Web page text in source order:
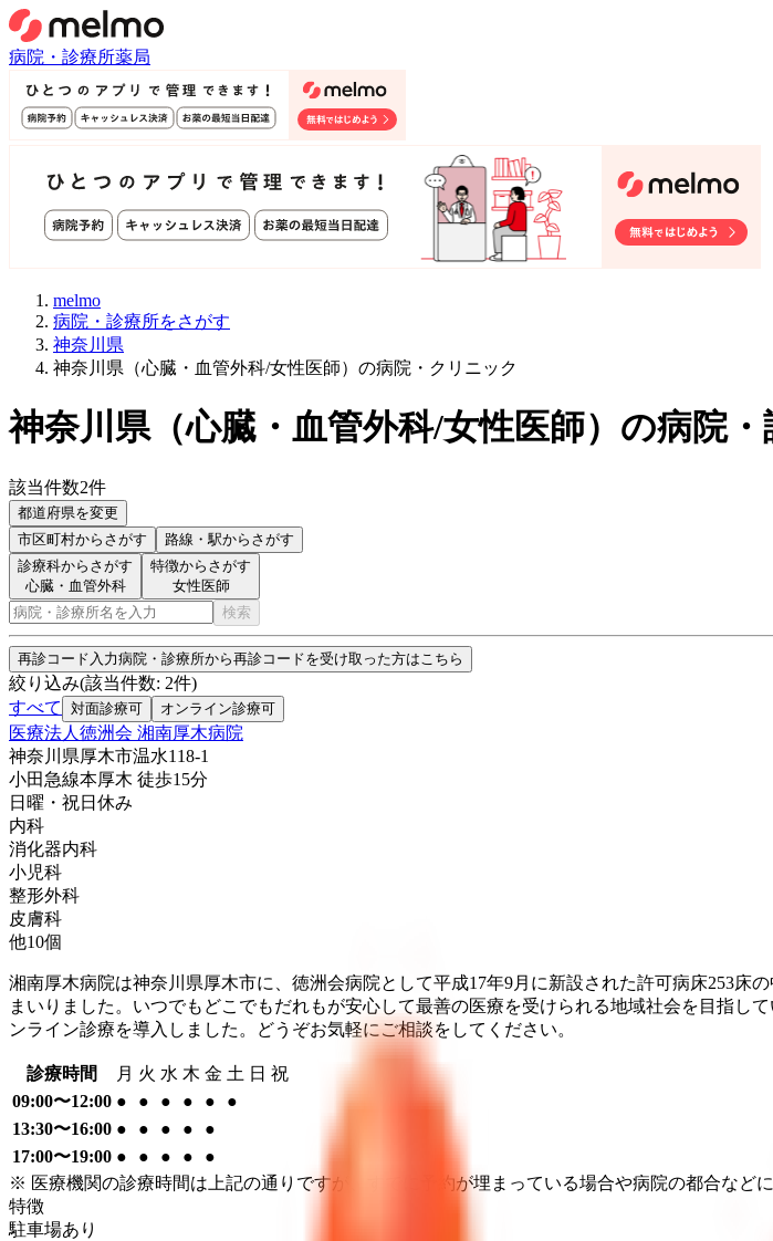
病院・診療所薬局
melmo
病院・診療所をさがす
神奈川県
神奈川県（心臓・血管外科/女性医師）の病院・クリニック
神奈川県（心臓・血管外科/女性医師） の病院・
該当件数2件
都道府県を変更
市区町村からさがす 路線・駅からさがす
診療科からさがす
心臓・血管外科
特徴からさがす
女性医師
検索
再診コード入力病院・診療所から再診コードを受け取った方はこちら
絞り込み(該当件数: 2件)
すべて
対面診療可 オンライン診療可
医療法人徳洲会 湘南厚木病院
神奈川県厚木市温水118-1
小田急線本厚木 徒歩15分
日曜・祝日 休み
内科
消化器内科
小児科
整形外科
皮膚科
他10個
湘南厚木病院は神奈川県厚木市に、徳洲会病院として平成17年9月に新設された許可病床253
まいりました。いつでもどこでもだれもが安心して最善の医療を受けられる地域社会を目指
ンライン診療を導入しました。どうぞお気軽にご相談をしてください。
診療時間 月 火 水 木 金 土 日 祝
09:00〜12:00 ● ● ● ● ●
●
13:30〜16:00 ● ● ● ●
●
17:00〜19:00 ● ● ● ●
●
※ 医療機関の診療時間は上記の通りですが、すでに予約が埋まっている場合や病院の都合など
特徴
駐車場あり